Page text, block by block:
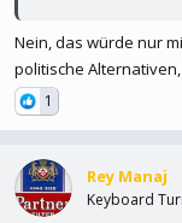
Nein, das würde nur
politische
1
Rey Manaj
Keyboard